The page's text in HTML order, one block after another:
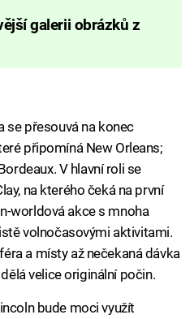
galerii obrázků z
se přesouvá na konec
připomíná New Orleans;
V hlavní roli se
na kterého čeká na první
worldová akce s mnoha
volnočasovými aktivitami.
a místy až nečekaná dávka
velice originální počin.
bude moci využít